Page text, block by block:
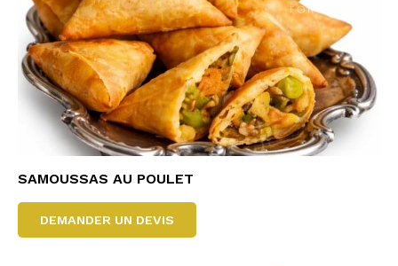
SAMOUSSAS AU POULET
DEMANDER UN DEVIS